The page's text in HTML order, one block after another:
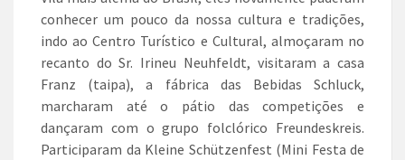
conhecer um pouco da nossa cultura e tradições,
indo ao Centro Turístico e Cultural, almoçaram no
recanto do Sr. Irineu Neuhfeldt, visitaram a casa
Franz (taipa), a fábrica das Bebidas Schluck,
marcharam até o pátio das competições e
dançaram com o grupo folclórico Freundeskreis.
Participaram da Kleine Schützenfest (Mini Festa de